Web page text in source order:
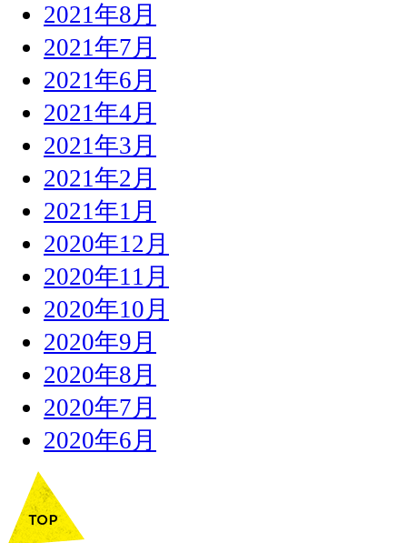
2021年8月
2021年7月
2021年6月
2021年4月
2021年3月
2021年2月
2021年1月
2020年12月
2020年11月
2020年10月
2020年9月
2020年8月
2020年7月
2020年6月